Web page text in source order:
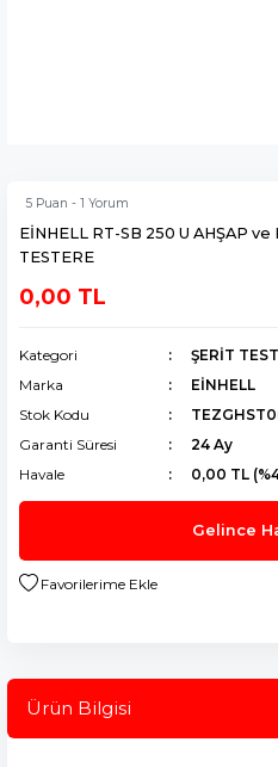
5 Puan - 1 Yorum
EİNHELL RT-SB 250 U AHŞAP ve
TESTERE
0,00 TL
Kategori
ŞERİT
Marka
EİNHELL
Stok Kodu
Garanti Süresi
24 Ay
Havale
0,00 TL
Gelince
Ürün Bilgisi